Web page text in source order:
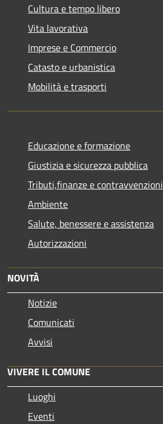
Cultura e tempo libero
Vita lavorativa
Imprese e Commercio
Catasto e urbanistica
Mobilità e trasporti
Educazione e formazione
Giustizia e sicurezza pubblica
Tributi,finanze e contravvenzioni
Ambiente
Salute, benessere e assistenza
Autorizzazioni
NOVITÀ
Notizie
Comunicati
Avvisi
VIVERE IL COMUNE
Luoghi
Eventi